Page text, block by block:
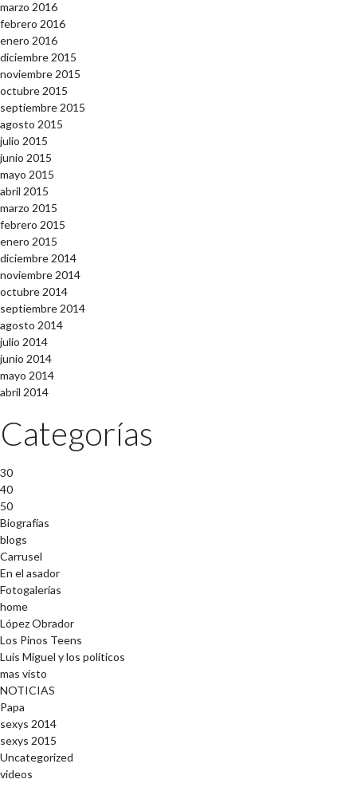
marzo 2016
febrero 2016
enero 2016
diciembre 2015
noviembre 2015
octubre 2015
septiembre 2015
agosto 2015
julio 2015
junio 2015
mayo 2015
abril 2015
marzo 2015
febrero 2015
enero 2015
diciembre 2014
noviembre 2014
octubre 2014
septiembre 2014
agosto 2014
julio 2014
junio 2014
mayo 2014
abril 2014
Categorías
30
40
50
Biografías
blogs
Carrusel
En el asador
Fotogalerías
home
López Obrador
Los Pinos Teens
Luis Miguel y los políticos
mas visto
NOTICIAS
Papa
sexys 2014
sexys 2015
Uncategorized
videos